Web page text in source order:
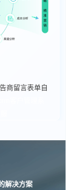
商留言表单自
解决方案